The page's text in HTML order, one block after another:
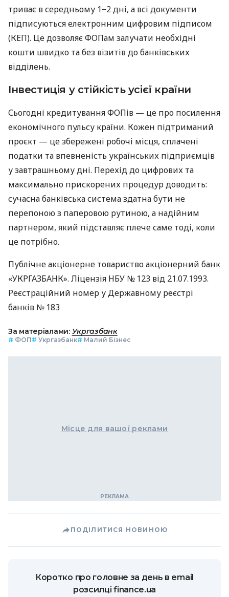
триває в середньому 1−2 дні, а всі документи
підписуються електронним цифровим підписом
(КЕП). Це дозволяє ФОПам залучати необхідні
кошти швидко та без візитів до банківських
відділень.
Інвестиція у стійкість усієї країни
Сьогодні кредитування ФОПів — це про посилення
економічного пульсу країни. Кожен підтриманий
проєкт — це збережені робочі місця, сплачені
податки та впевненість українських підприємців
у завтрашньому дні. Перехід до цифрових та
максимально прискорених процедур доводить:
сучасна банківська система здатна бути не
перепоною з паперовою рутиною, а надійним
партнером, який підставляє плече саме тоді, коли
це потрібно.
Публічне акціонерне товариство акціонерний банк
«УКРГАЗБАНК». Ліцензія НБУ № 123 від 21.07.1993.
Реєстраційний номер у Державному реєстрі
банків № 183
За матеріалами: Укргазбанк
# ФОП# Укргазбанк# Малий Бізнес
Місце для вашої реклами
ПОДІЛИТИСЯ НОВИНОЮ
Коротко про головне за день в email
розсилці finance.ua